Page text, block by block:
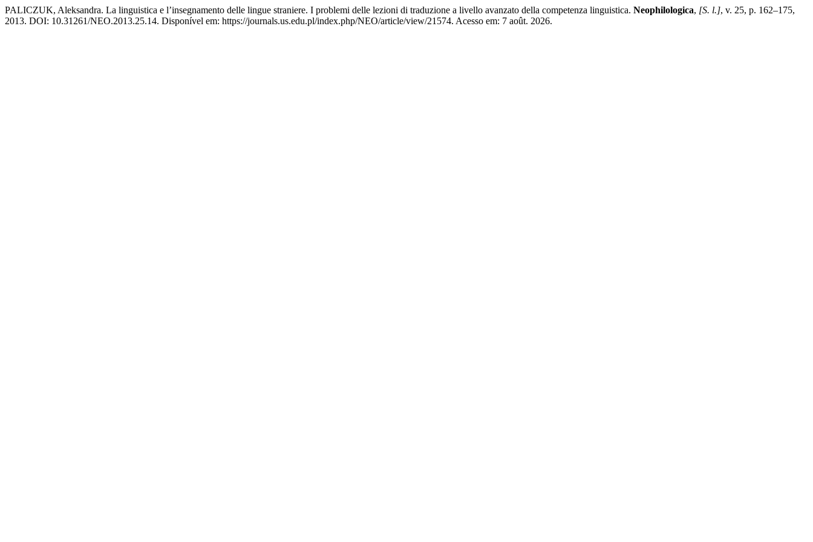
PALICZUK, Aleksandra. La linguistica e l’insegnamento delle lingue straniere. I problemi delle lezioni di traduzione a livello avanzato della competenza linguistica. Neophilologica, [S. l.], v. 25, p. 162–175,
2013. DOI: 10.31261/NEO.2013.25.14. Disponível em: https://journals.us.edu.pl/index.php/NEO/article/view/21574. Acesso em: 7 août. 2026.